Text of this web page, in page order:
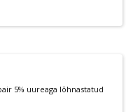
5% uureaga lõhnastatud